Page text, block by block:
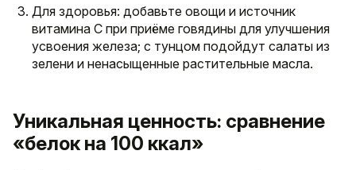
Для здоровья: добавьте овощи и источник
витамина C при приёме говядины для улучшения
усвоения железа; с тунцом подойдут салаты из
зелени и ненасыщенные растительные масла.
Уникальная ценность: сравнение
«белок на 100 ккал»